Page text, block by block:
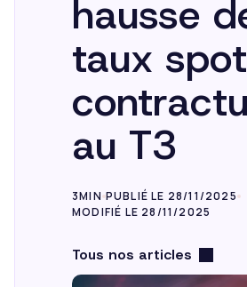
Market Insights
Ressources
hausse
taux
au T3
3MIN PUBLIÉ LE 28/11/2025
MODIFIÉ LE 28/11/2025
Tous nos articles